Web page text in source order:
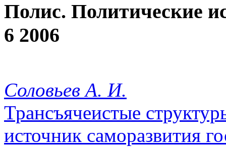
Полис. Политические
6 2006
Соловьев А. И.
Трансъячеистые
источник саморазвития